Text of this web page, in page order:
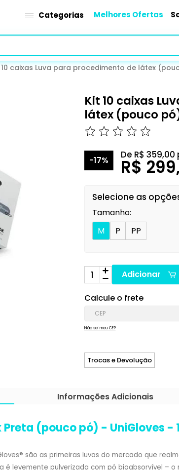
Categorias Melhores Ofertas
10 caixas Luva para procedimento de látex
Kit 10 caixas
látex (pouco
-17% De R$ 359,00
R$
Selecione as
Tamanho:
M
P PP
Adicionar
Calcule o frete
Não sei meu CEP
Trocas e Devolução
Informações Adicionais
Preta (pouco pó) - UniGloves -
são as primeiras luvas do mercado que
levemente pulverizada com pó bioabsorvível –